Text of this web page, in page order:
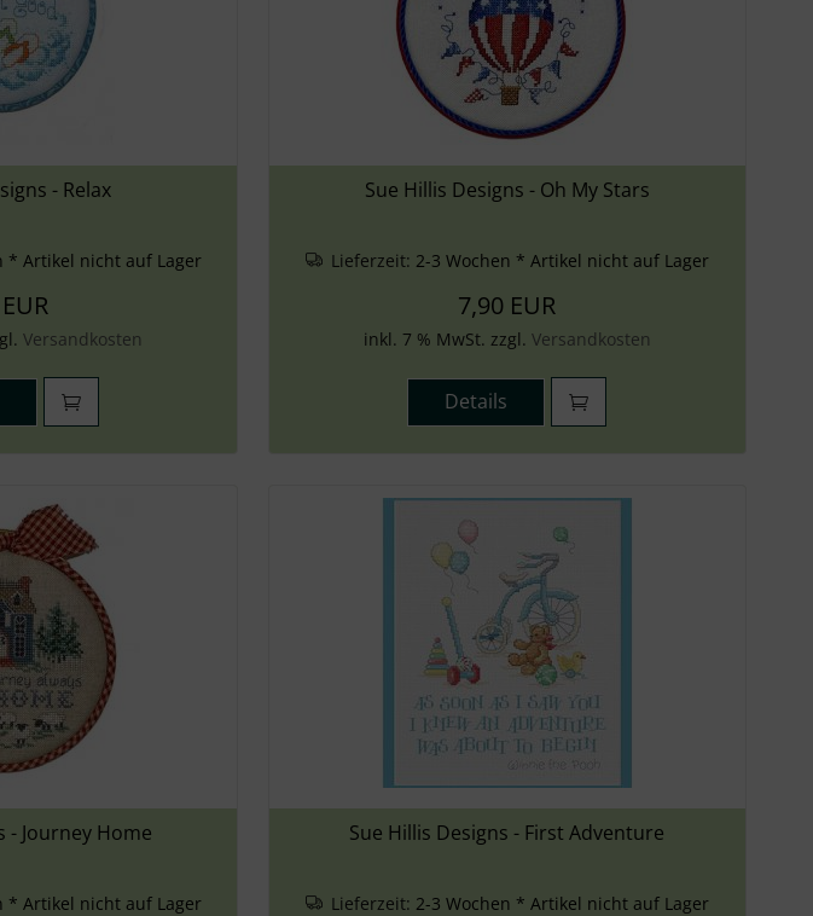
- Relax
* Artikel nicht auf Lager
Versandkosten
Sue Hillis Designs - Oh My Stars
Lieferzeit: 2-3 Wochen * Artikel nicht auf Lager
7,90 EUR
inkl. 7 % MwSt. zzgl. Versandkosten
Details
- Journey Home
* Artikel nicht auf Lager
Sue Hillis Designs - First Adventure
Lieferzeit: 2-3 Wochen * Artikel nicht auf Lager